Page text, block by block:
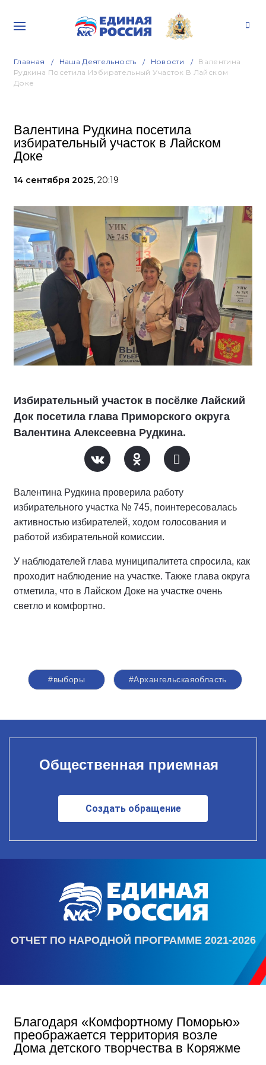
Главная Наша Деятельность Новости
Валентина
Рудкина Посетила Избирательный Участок В Лайском
Доке
Валентина Рудкина посетила
избирательный участок в Лайском
Доке
14 сентября 2025, 20:19
Избирательный участок в посёлке Лайский
Док посетила глава Приморского округа
Валентина Алексеевна Рудкина.
Валентина Рудкина проверила работу
избирательного участка № 745, поинтересовалась
активностью избирателей, ходом голосования и
работой избирательной комиссии.
У наблюдателей глава муниципалитета спросила, как
проходит наблюдение на участке. Также глава округа
отметила, что в Лайском Доке на участке очень
светло и комфортно.
#выборы #Архангельскаяобласть
Общественная приемная
Создать обращение
ОТЧЕТ ПО НАРОДНОЙ ПРОГРАММЕ 2021-2026
Благодаря «Комфортному Поморью»
преображается территория возле
Дома детского творчества в Коряжме